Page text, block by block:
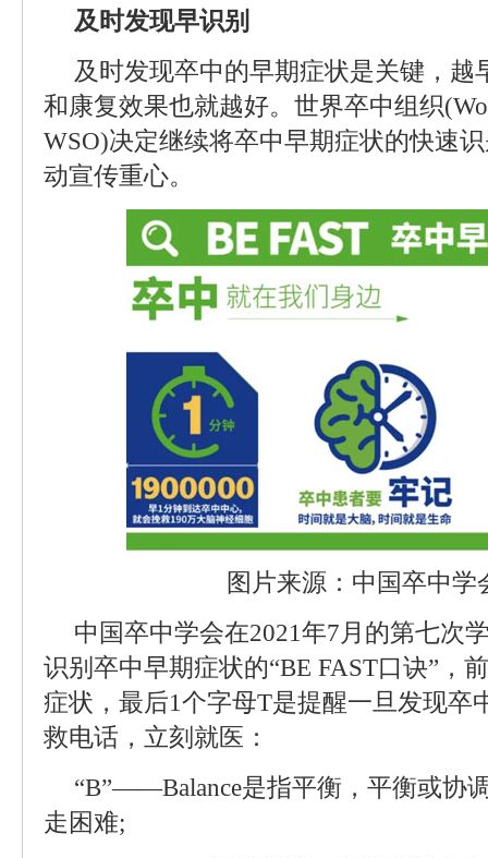
及时发现早识别
及时发现卒中的早期症状是关键，越
和康复效果也就越好。世界卒中组织
WSO)决定继续将卒中早期症状的快速
动宣传重心。
图片来源：中国卒中学
中国卒中学会在2021年7月的第七次
识别卒中早期症状的“BE FAST口诀”，
症状，最后1个字母T是提醒一旦发现卒
救电话，立刻就医：
“B”——Balance是指平衡，平衡或协
走困难;